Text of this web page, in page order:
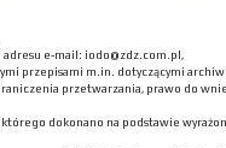
adresu e-mail: iodo@zdz.com.pl,
przepisami m.in. dotyczącymi
przetwarzania, prawo do
którego dokonano na podstawie